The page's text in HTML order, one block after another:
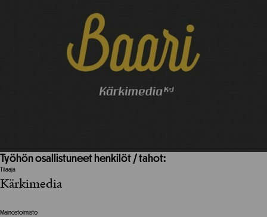
Työhön osallistuneet henkilöt / tahot:
Tilaaja
Kärkimedia
Mainostoimisto